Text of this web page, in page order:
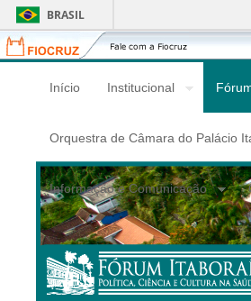
BRASIL
Fiocruz
Fale
com
Fiocruz
Início Institucional
Orquestra de Câmara do Palácio
Informação e Comunicação